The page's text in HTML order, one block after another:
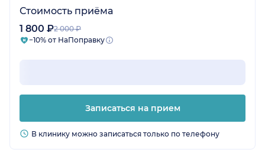
Стоимость приёма
1 800 ₽2 000 ₽
−10% от НаПоправку
Записаться на прием
В клинику можно записаться только по телефону